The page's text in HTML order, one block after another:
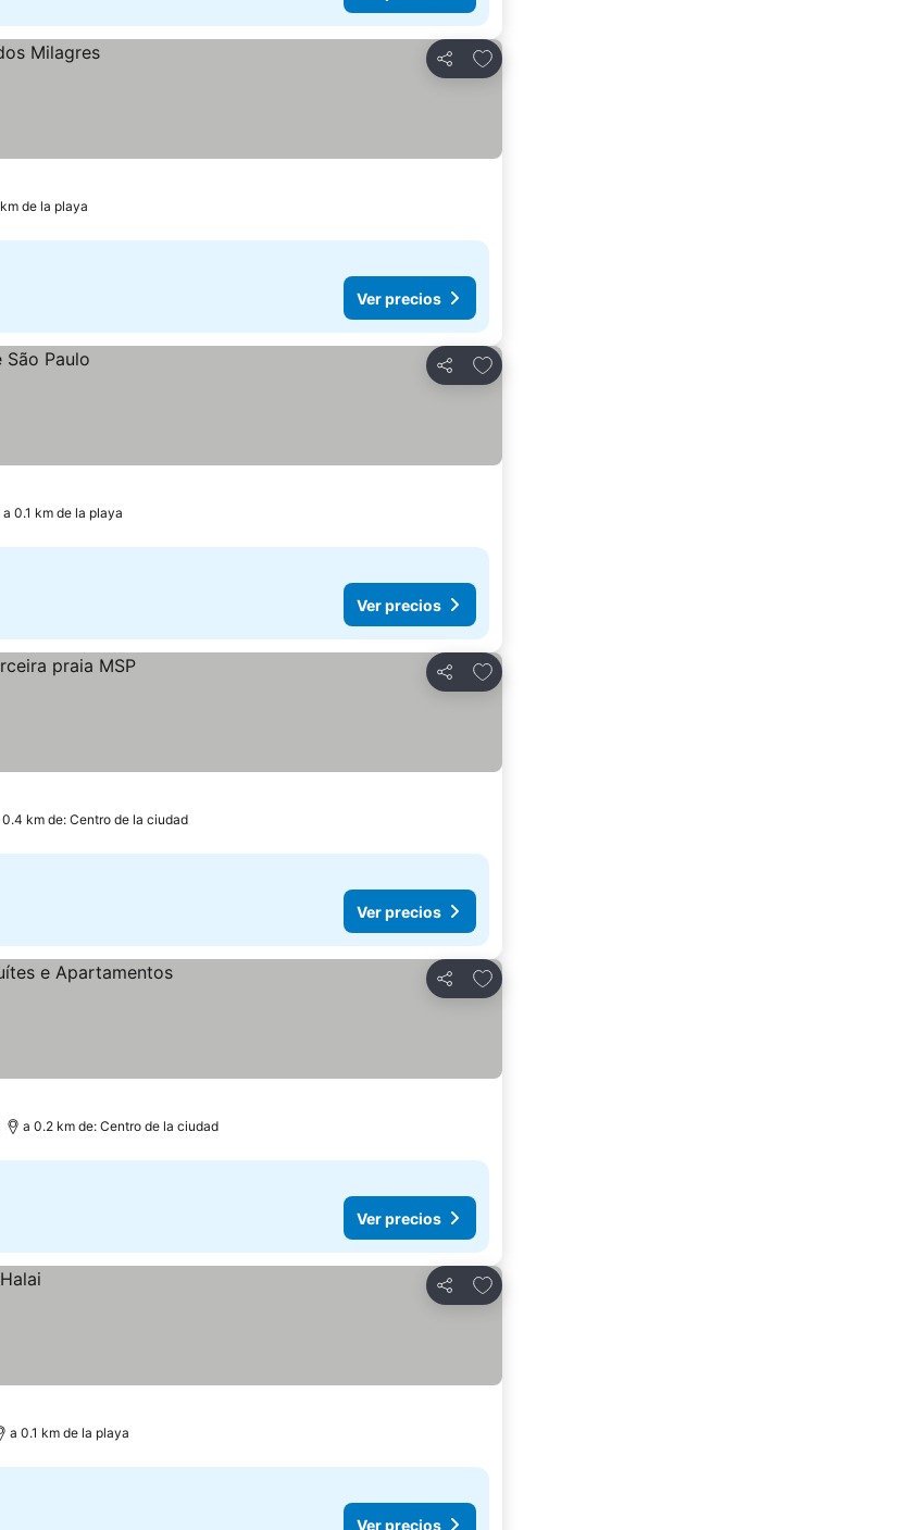
Compartir
Agregar a favoritos
de la playa
Ver precios
Compartir
Agregar a favoritos
a 0.1 km de la playa
Ver precios
Compartir
Agregar a favoritos
0.4 km de: Centro de la ciudad
Ver precios
Compartir
Agregar a favoritos
a 0.2 km de: Centro de la ciudad
Ver precios
Compartir
Agregar a favoritos
a 0.1 km de la playa
Ver precios